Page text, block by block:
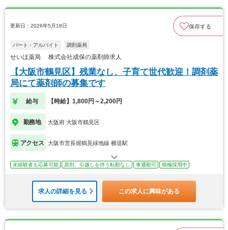
更新日：2026年5月18日 保存する
パート・アルバイト 調剤薬局
せいほ薬局 株式会社成保の薬剤師求人
【大阪市鶴見区】残業なし、子育て世代歓迎！調剤薬
局にて薬剤師の募集です
給与 【時給】1,800円～2,200円
勤務地 大阪府 大阪市鶴見区
アクセス 大阪市営長堀鶴見緑地線 横堤駅
未経験者も応募可能 原則、引越しを伴う転勤なし 車通勤可 積極採用中
求人の詳細を見る この求人に興味がある